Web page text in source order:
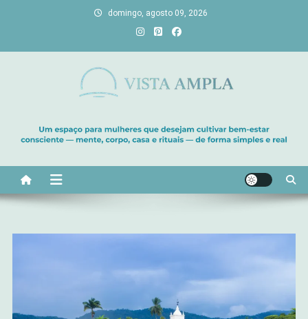
domingo, agosto 09, 2026
bem-estar e encontre seu propósito. Inspiração diária para uma
vida com mais luz e significado!